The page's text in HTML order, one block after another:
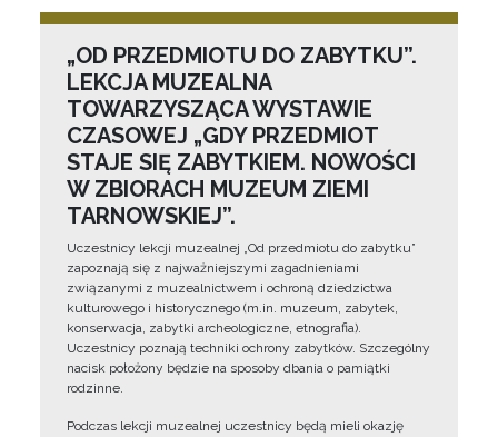
„OD PRZEDMIOTU DO ZABYTKU”.
LEKCJA MUZEALNA
TOWARZYSZĄCA WYSTAWIE
CZASOWEJ „GDY PRZEDMIOT
STAJE SIĘ ZABYTKIEM. NOWOŚCI
W ZBIORACH MUZEUM ZIEMI
TARNOWSKIEJ”.
Uczestnicy lekcji muzealnej „Od przedmiotu do zabytku”
zapoznają się z najważniejszymi zagadnieniami
związanymi z muzealnictwem i ochroną dziedzictwa
kulturowego i historycznego (m.in. muzeum, zabytek,
konserwacja, zabytki archeologiczne, etnografia).
Uczestnicy poznają techniki ochrony zabytków. Szczególny
nacisk położony będzie na sposoby dbania o pamiątki
rodzinne.
Podczas lekcji muzealnej uczestnicy będą mieli okazję